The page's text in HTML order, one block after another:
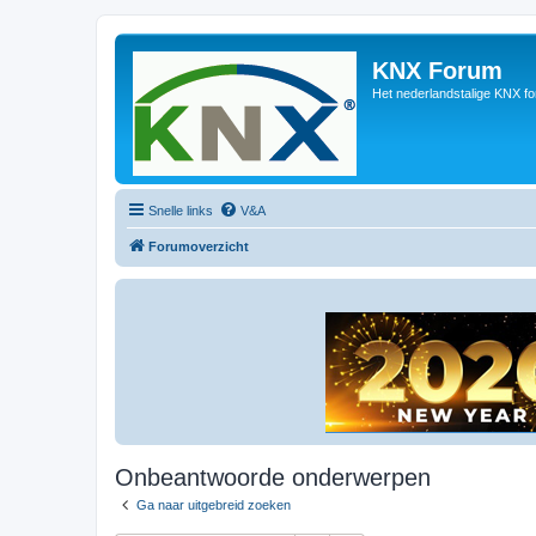
KNX Forum
Het nederlandstalige KNX
Snelle links V&A
Forumoverzicht
Onbeantwoorde onderwerpen
Ga naar uitgebreid zoeken